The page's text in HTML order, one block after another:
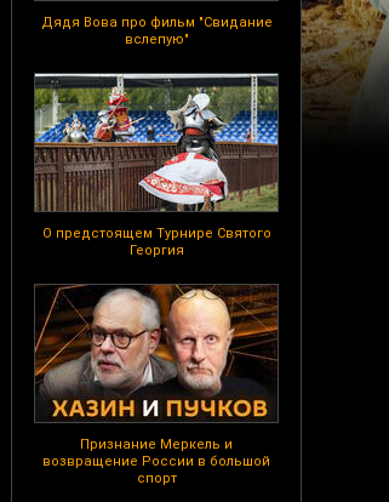
Дядя Вова про фильм "Свидание
вслепую"
О предстоящем Турнире Святого
Георгия
Признание Меркель и
возвращение России в большой
спорт